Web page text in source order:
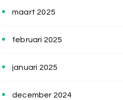
maart 2025
februari 2025
januari 2025
december 2024